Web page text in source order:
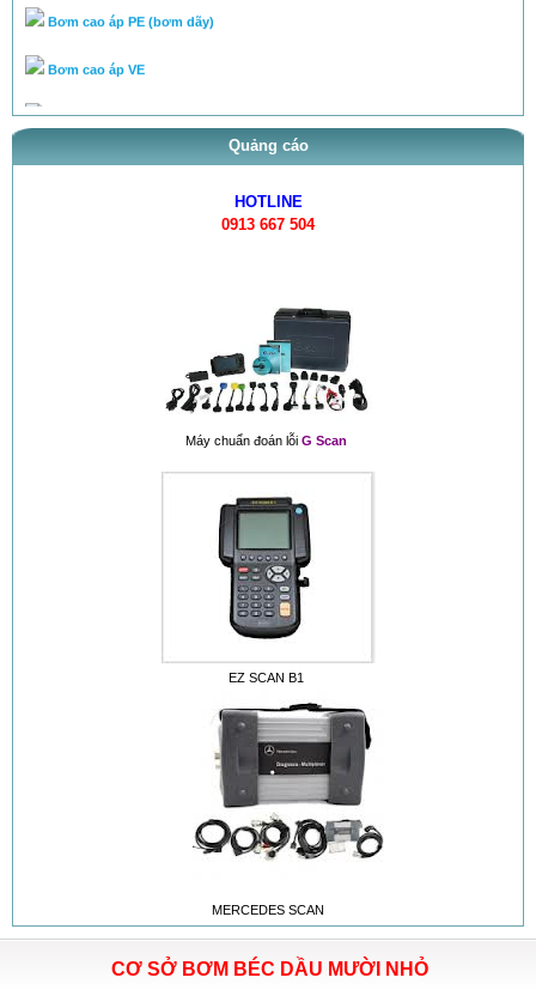
Quảng cáo
HOTLINE
0913 667 504
Máy chuẩn đoán lỗi G Scan
EZ SCAN B1
MERCEDES SCAN
CƠ SỞ BƠM BÉC DẦU MƯỜI NHỎ